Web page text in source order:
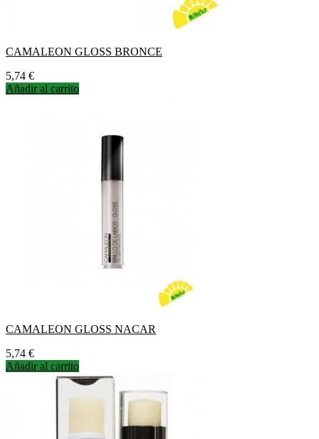
CAMALEON GLOSS BRONCE
Precio
5,74 €
Añadir al carrito
CAMALEON GLOSS NACAR
Precio
5,74 €
Añadir al carrito